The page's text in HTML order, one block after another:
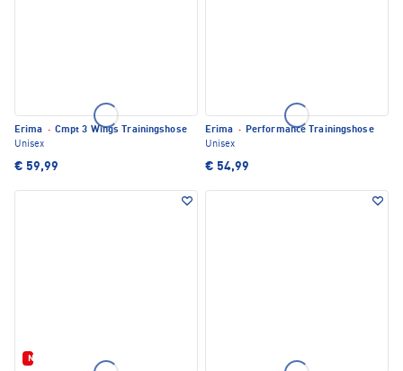
Erima · Cmpt 3 Wings Trainingshose
Unisex
€ 59,99
Erima · Performance Trainingshose
Unisex
€ 54,99
Neu